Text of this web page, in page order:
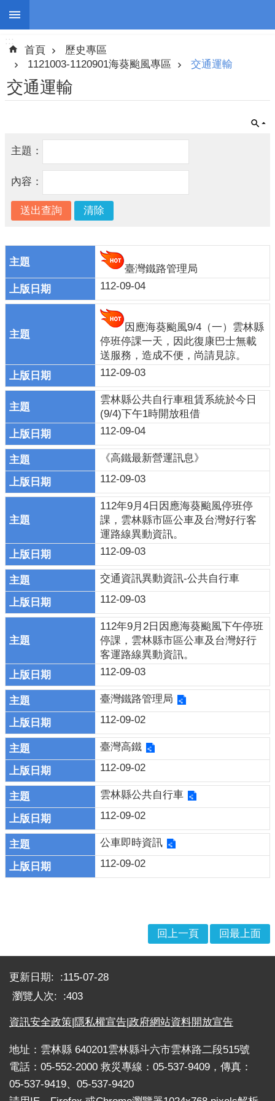
跳到主要內容區塊
進
階
搜
班
課
災
聞
戒
公
疏
收
容
捐
款、
募
集
及
災
害
助
訊
交
通
運
輸
活
場
館
就
醫
資
訊
垃
圾
清
運
EMIC
災
損
資
史
專
區
停
班
停
:::
首頁
歷史專區
1121003-1120901海葵颱風專區
交通運輸
交通運輸
主題：
內容：
臺灣鐵路管理局
112-09-04
因應海葵颱風9/4（一）雲林縣
停班停課一天，因此復康巴士無載
送服務，造成不便，尚請見諒。
112-09-03
雲林縣公共自行車租賃系統於今日
(9/4)下午1時開放租借
112-09-04
《高鐵最新營運訊息》
112-09-03
112年9月4日因應海葵颱風停班停
課，雲林縣市區公車及台灣好行客
運路線異動資訊。
112-09-03
交通資訊異動資訊-公共自行車
112-09-03
112年9月2日因應海葵颱風下午停班
停課，雲林縣市區公車及台灣好行
客運路線異動資訊。
112-09-03
臺灣鐵路管理局
112-09-02
臺灣高鐵
112-09-02
雲林縣公共自行車
112-09-02
公車即時資訊
112-09-02
回上一頁 回最上面
更新日期:
115-07-28
瀏覽人次:
403
資訊安全政策|隱私權宣告|政府網站資料開放宣告
地址：雲林縣 640201雲林縣斗六市雲林路二段515號
電話：05-552-2000 救災專線：05-537-9409，傳真：
05-537-9419、05-537-9420